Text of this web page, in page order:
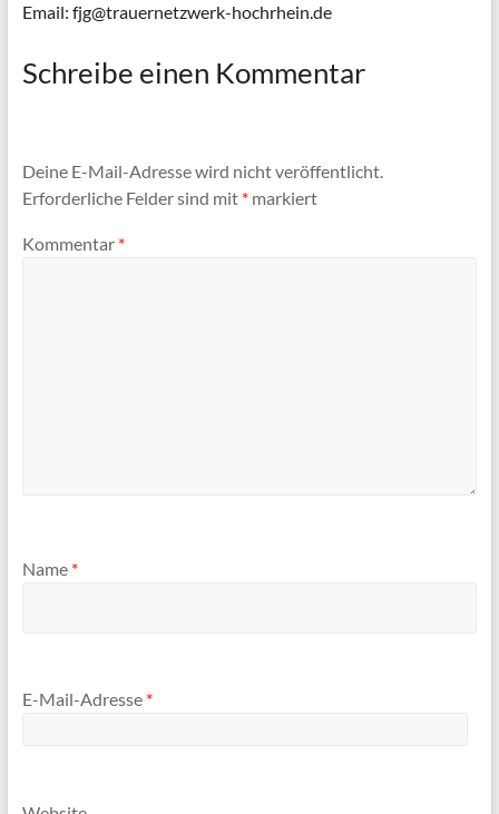
Email: fjg@trauernetzwerk-hochrhein.de
Schreibe einen Kommentar
Deine E-Mail-Adresse wird nicht veröffentlicht.
Erforderliche Felder sind mit *markiert
Kommentar *
Name *
E-Mail-Adresse *